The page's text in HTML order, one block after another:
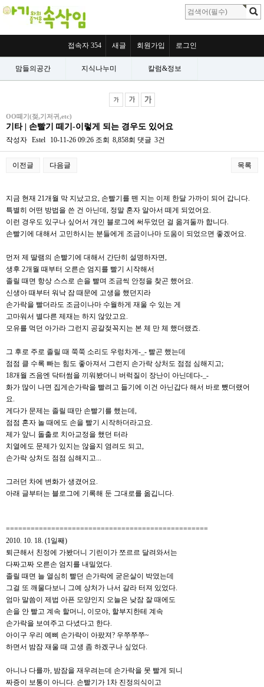
접속자 354 새글 회원가입 로그인
맘들의공간 지식나누미 칼럼&정보
OO떼기(젖,기저귀,etc)
기타 | 손빨기 떼기-이렇게 되는 경우도 있어요
작성자 Estel 10-11-26 09:26 조회 8,858회 댓글 3건
이전글 다음글 목록
지금 현재 21개월 막 지났고요, 손빨기를 뗀 지는 이제 한달 가까이 되어 갑니다.
특별히 어떤 방법을 쓴 건 아닌데, 정말 혼자 알아서 떼게 되었어요.
이런 경우도 있구나 싶어서 개인 블로그에 써두었던 걸 옮겨둘까 합니다.
손빨기에 대해서 고민하시는 분들에게 조금이나마 도움이 되었으면 좋겠어요.
먼저 제 딸램의 손빨기에 대해서 간단히 설명하자면,
생후 2개월 때부터 오른손 엄지를 빨기 시작해서
졸릴 때면 항상 스스로 손을 빨며 조금씩 안정을 찾곤 했어요.
신생아 때부터 워낙 잠 때문에 고생을 했던지라
손가락을 빨더라도 조금이나마 수월하게 재울 수 있는 게
고마워서 별다른 제재는 하지 않았고요.
모유를 먹던 아가라 그런지 공갈젖꼭지는 본 체 만 체 했더랬죠.
그 후로 주로 졸릴 때 쭉쭉 소리도 우렁차게-_- 빨곤 했는데
점점 클 수록 빠는 힘도 좋아져서 그런지 손가락 상처도 점점 심해지고;
18개월 즈음엔 닥터썸을 끼워봤더니 버럭질이 장난이 아닌데다-_-
화가 많이 나면 집게손가락을 빨려고 들기에 이건 아닌갑다 해서 바로 뺐더랬어
요.
게다가 문제는 졸릴 때만 손빨기를 했는데,
점점 혼자 놀 때에도 손을 빨기 시작하더라고요.
제가 앞니 돌출로 치아교정을 했던 터라
치열에도 문제가 있지는 않을지 염려도 되고,
손가락 상처도 점점 심해지고...
그러던 차에 변화가 생겼어요.
아래 글부터는 블로그에 기록해 둔 그대로를 옮깁니다.
=================================================
2010. 10. 18. (1일째)
퇴근해서 친정에 가봤더니 기린이가 쪼르르 달려와서는
다짜고짜 오른손 엄지를 내밀었다.
졸릴 때면 늘 열심히 빨던 손가락에 굳은살이 박였는데
그걸 또 깨물다보니 그예 상처가 나서 갈라 터져 있었다.
엄마 말씀이 제법 아픈 모양인지 오늘은 낮잠 잘 때에도
손을 안 빨고 계속 할머니, 이모야, 할부지한테 계속
손가락을 보여주고 다녔다고 한다.
아이구 우리 예삐 손가락이 아팠져? 우쭈쭈쭈~
하면서 밤잠 재울 때 고생 좀 하겠구나 싶었다.
아니나 다를까, 밤잠을 재우려는데 손가락을 못 빨게 되니
짜증이 보통이 아니다. 손빨기가 1차 진정의식이고